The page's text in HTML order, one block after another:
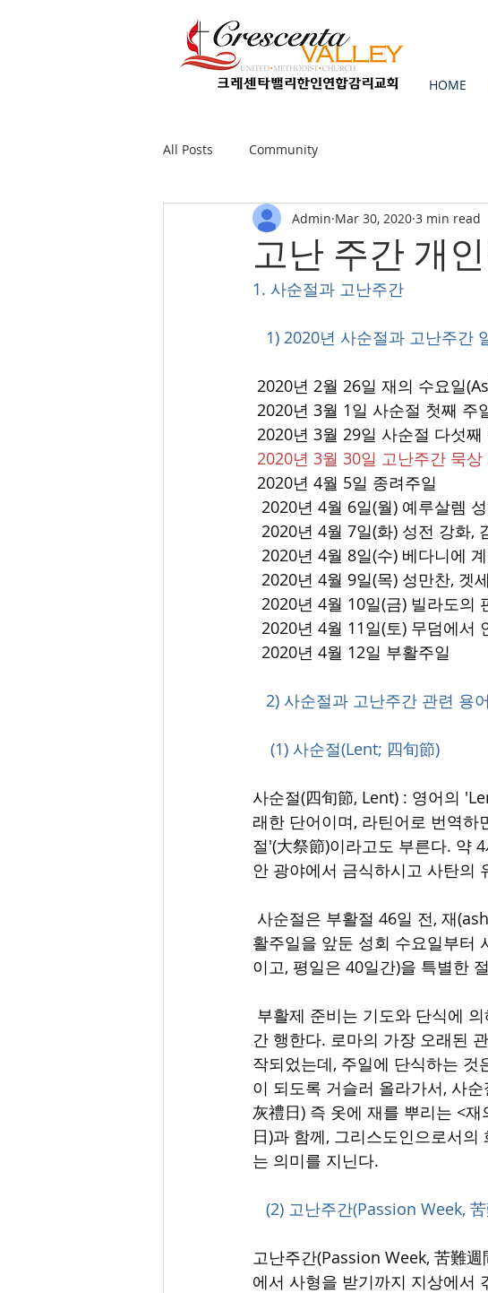
HOME
All Posts Community
고난 주간 개
Admin Mar 30, 2020 3 min read
1. 사순절과 고난주간
1) 2020년 사순절과 고난주간
2020년 2월 26일 재의 수요일
2020년 3월 1일 사순절 첫째 주
2020년 3월 29일 사순절 다섯째
2020년 3월 30일 고난주간 묵상
2020년 4월 5일 종려주일
2020년 4월 6일(월) 예루살렘
2020년 4월 7일(화) 성전 강화,
2020년 4월 8일(수) 베다니에
2020년 4월 9일(목) 성만찬, 겟
2020년 4월 10일(금) 빌라도의
2020년 4월 11일(토) 무덤에서
2020년 4월 12일 부활주일
2) 사순절과 고난주간 관련 용어
(1) 사순절(Lent; 四旬節)
사순절(四旬節, Lent) : 영어의
래한 단어이며, 라틴어로 번역
절'(大祭節)이라고도 부른다. 약
안 광야에서 금식하시고 사탄의
사순절은 부활절 46일 전, 재
활주일을 앞둔 성회 수요일부터
이고, 평일은 40일간)을 특별한
부활제 준비는 기도와 단식에
간 행한다. 로마의 가장 오래된
작되었는데, 주일에 단식하는
이 되도록 거슬러 올라가서, 사
灰禮日) 즉 옷에 재를 뿌리는 <
日)과 함께, 그리스도인으로서
는 의미를 지닌다.
(2) 고난주간(Passion Week,
고난주간(Passion Week, 苦難
에서 사형을 받기까지 지상에서